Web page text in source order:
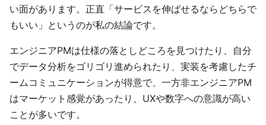
い面があります。正直「サービスを伸ばせるならどちらで
もいい」というのが私の結論です。
エンジニアPMは仕様の落としどころを見つけたり、自分
でデータ分析をゴリゴリ進められたり、実装を考慮したチ
ームコミュニケーションが得意で、一方非エンジニアPM
はマーケット感覚があったり、UXや数字への意識が高い
ことが多いです。